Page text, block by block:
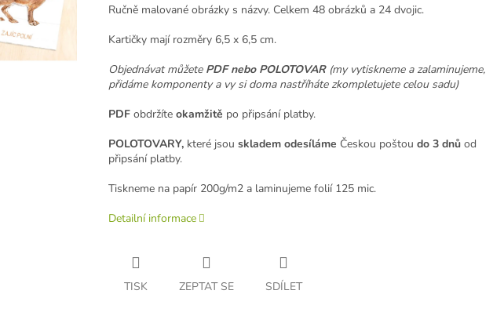
Ručně malované obrázky s názvy. Celkem 48 obrázků a 24 dvojic.
Kartičky mají rozměry 6,5 x 6,5 cm.
Objednávat můžete PDF nebo POLOTOVAR (my vytiskneme a zalaminujeme,
přidáme komponenty a vy si doma nastříháte zkompletujete celou sadu)
PDFobdržíteokamžitě po připsání platby.
POLOTOVARY,které jsou skladem odesíláme Českou poštou do 3 dnůod
připsání platby.
Tiskneme na papír 200g/m2 a laminujeme folií 125 mic.
Detailní informace
TISK ZEPTAT SE SDÍLET